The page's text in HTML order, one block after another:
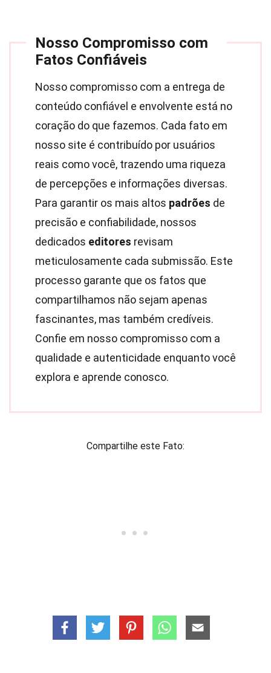
Nosso Compromisso com
Fatos Confiáveis
Nosso compromisso com a entrega de
conteúdo confiável e envolvente está no
coração do que fazemos. Cada fato em
nosso site é contribuído por usuários
reais como você, trazendo uma riqueza
de percepções e informações diversas.
Para garantir os mais altos padrões de
precisão e confiabilidade, nossos
dedicados editores revisam
meticulosamente cada submissão. Este
processo garante que os fatos que
compartilhamos não sejam apenas
fascinantes, mas também credíveis.
Confie em nosso compromisso com a
qualidade e autenticidade enquanto você
explora e aprende conosco.
Compartilhe este Fato: